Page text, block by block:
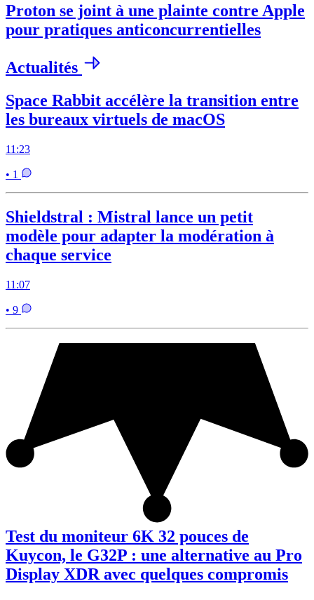
Proton se joint à une plainte contre Apple
pour pratiques anticoncurrentielles
Actualités
Space Rabbit accélère la transition entre
les bureaux virtuels de macOS
11:23
• 1
Shieldstral : Mistral lance un petit
modèle pour adapter la modération à
chaque service
11:07
• 9
Test du moniteur 6K 32 pouces de
Kuycon, le G32P : une alternative au Pro
Display XDR avec quelques compromis